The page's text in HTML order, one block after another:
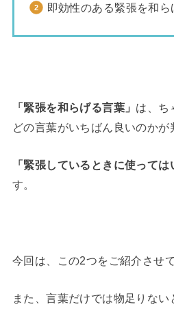
即効性のある緊張を和
「緊張を和らげる言葉」 は、ち
どの言葉がいちばん良いのかが
「緊張しているときに使っては
す。
今回は、この2つをご紹介させ
また、言葉だけでは物足りない